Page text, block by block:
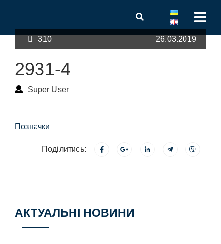
310 26.03.2019
2931-4
Super User
Позначки
Поділитись:
АКТУАЛЬНІ НОВИНИ